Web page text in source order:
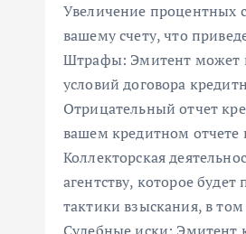
Увеличение процентных
вашему счету, что
Штрафы: Эмитент может
условий договора
Отрицательный отчет
вашем кредитном отчете
Коллекторская
агентству, которое
тактики взыскания, в